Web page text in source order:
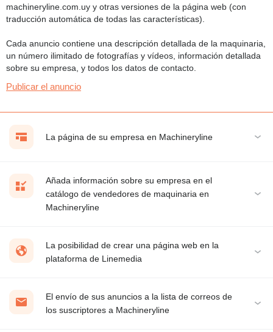
machineryline.com.uy y otras versiones de la página web (con
traducción automática de todas las características).
Cada anuncio contiene una descripción detallada de la maquinaria,
un número ilimitado de fotografías y vídeos, información detallada
sobre su empresa, y todos los datos de contacto.
Publicar el anuncio
La página de su empresa en Machineryline
Añada información sobre su empresa en el
catálogo de vendedores de maquinaria en
Machineryline
La posibilidad de crear una página web en la
plataforma de Linemedia
El envío de sus anuncios a la lista de correos de
los suscriptores a Machineryline